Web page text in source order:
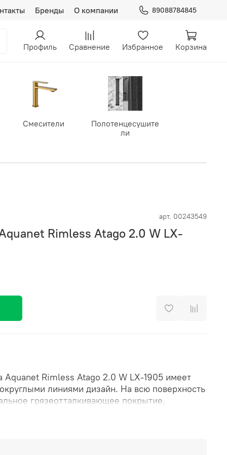
Бренды О компании 89088784845
Профиль Сравнение Избранное Корзина
Смесители
Полотенцесушите
ли
арт. 00243549
Rimless Atago 2.0 W LX-
Aquanet Rimless Atago 2.0 W LX-1905 имеет
линиями дизайн. На всю поверхность
грязеотталкивающее покрытие,
санкерамики в чистоте. Благодаря ему,
на стенках, а уходят при сливе вместе с